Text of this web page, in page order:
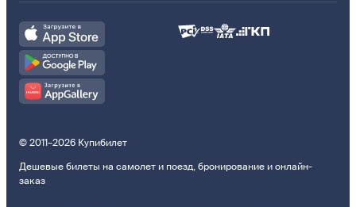
© 2011–2026 Купибилет
Дешевые билеты на самолет и поезд, бронирование и онлайн-
заказ